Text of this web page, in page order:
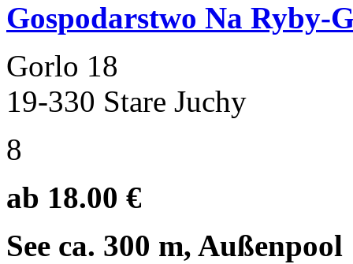
Gospodarstwo Na Ryby-
Gorlo 18
19-330 Stare Juchy
8
ab 18.00 €
See ca. 300 m, Außenpool